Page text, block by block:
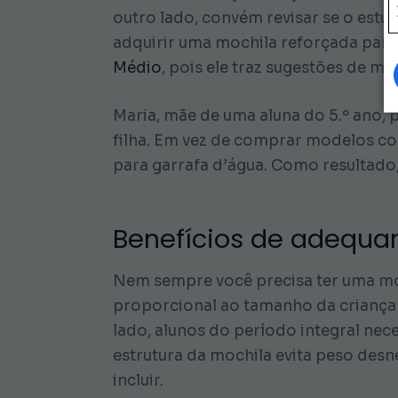
outro lado, convém revisar se o
adquirir uma mochila reforçada
Médio, pois ele traz sugestões de
Maria, mãe de uma aluna do 5.º
filha. Em vez de comprar modelos
para garrafa d’água. Como
Benefícios de
Nem sempre você precisa ter uma
proporcional ao tamanho da
lado, alunos do período integral
estrutura da mochila evita peso
incluir.